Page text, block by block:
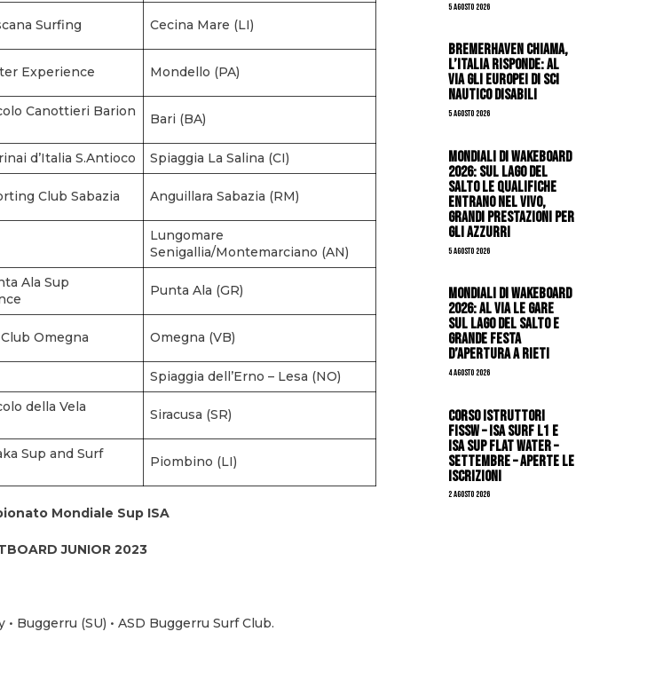
Surfing Cecina Mare (LI)
Experience Mondello (PA)
Canottieri Barion
Bari (BA)
d’Italia S.Antioco
Spiaggia La Salina (CI)
Club Sabazia Anguillara Sabazia (RM)
Lungomare
Senigallia/Montemarciano (AN)
Ala Sup
Punta Ala (GR)
Omegna Omegna (VB)
Spiaggia dell’Erno – Lesa (NO)
della Vela
Siracusa (SR)
Sup and Surf
Piombino (LI)
Mondiale Sup ISA
JUNIOR 2023
Buggerru (SU) • ASD Buggerru Surf Club.
5 Agosto 2026
Bremerhaven chiama,
l’Italia risponde: al
via gli Europei di Sci
Nautico Disabili
5 Agosto 2026
Mondiali di Wakeboard
2026: sul Lago del
Salto le qualifiche
entrano nel vivo,
grandi prestazioni per
gli azzurri
5 Agosto 2026
Mondiali di Wakeboard
2026: al via le gare
sul Lago del Salto e
grande festa
d’apertura a Rieti
4 Agosto 2026
CORSO ISTRUTTORI
FISSW – ISA SURF L1 e
ISA SUP Flat Water –
SETTEMBRE – APERTE LE
ISCRIZIONI
2 Agosto 2026